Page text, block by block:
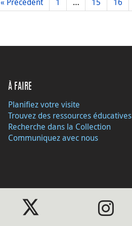
À FAIRE
Planifiez votre visite
Trouvez des ressources éducatives
Recherche dans la Collection
Communiquez avec nous